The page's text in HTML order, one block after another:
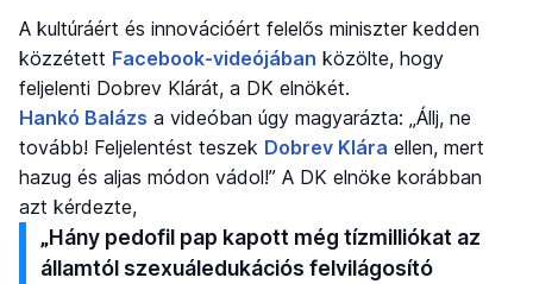
A kultúráért és innovációért felelős miniszter kedden
közzétett Facebook-videójában közölte, hogy
feljelenti Dobrev Klárát, a DK elnökét.
Hankó Balázs a videóban úgy magyarázta: „Állj, ne
tovább! Feljelentést teszek Dobrev Klára ellen, mert
hazug és aljas módon vádol!” A DK elnöke korábban
azt kérdezte,
„Hány pedofil pap kapott még tízmilliókat az
államtól szexuáledukációs felvilágosító